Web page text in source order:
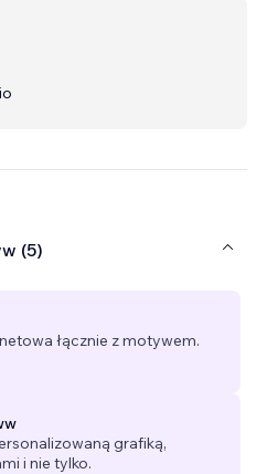
(5)
łącznie z motywem.
grafiką,
i nie tylko.